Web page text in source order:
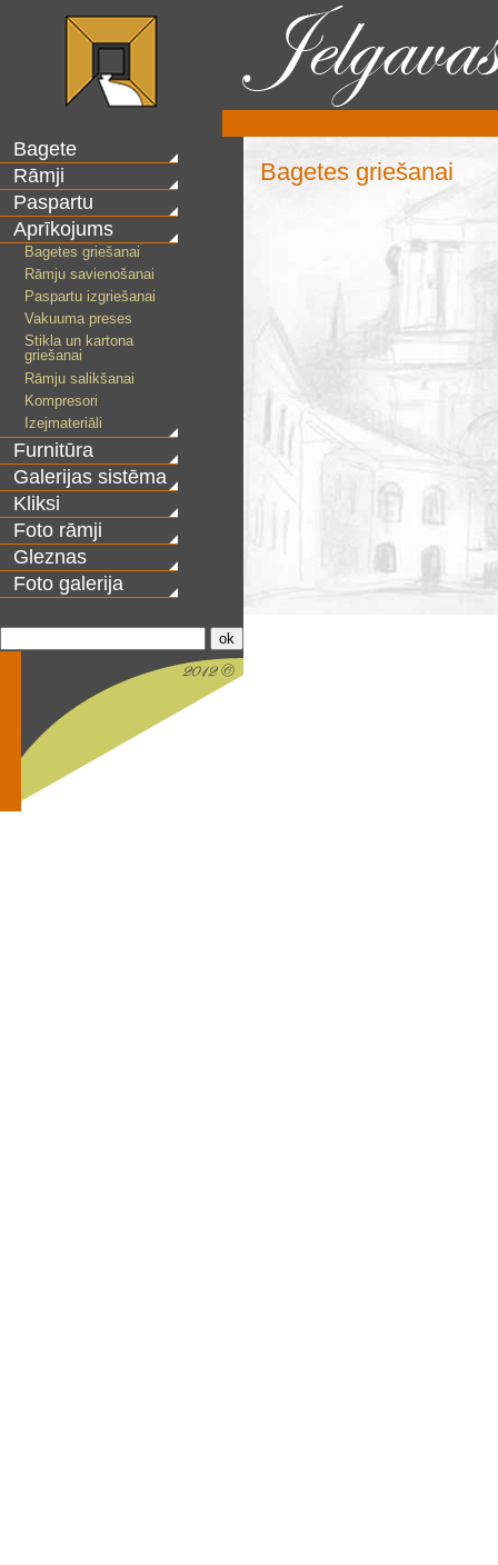
Bagete
Rāmji
Paspartu
Aprīkojums
Bagetes griešanai
Rāmju savienošanai
Paspartu izgriešanai
Vakuuma preses
Stikla un kartona
griešanai
Rāmju salikšanai
Kompresori
Izejmateriāli
Furnitūra
Galerijas sistēma
Kliksi
Foto rāmji
Gleznas
Foto galerija
Bagetes griešanai